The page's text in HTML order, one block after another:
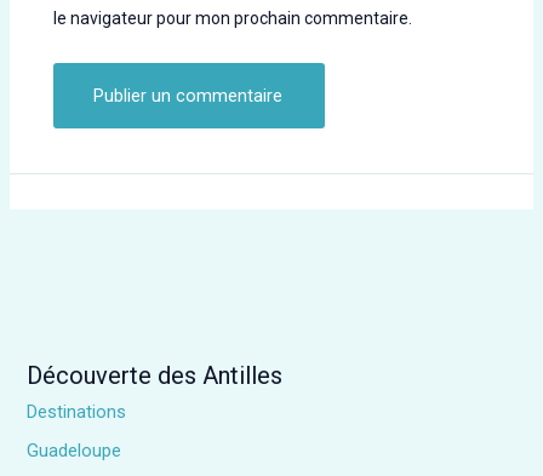
le navigateur pour mon prochain commentaire.
Découverte des Antilles
Destinations
Guadeloupe